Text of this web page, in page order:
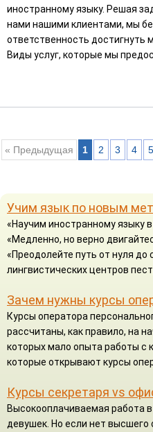
иностранному языку. Решая
нами нашими клиентами, мы
ответственность достигнуть
Виды услуг, которые мы
« Предыдущая 1 2 3 4 5
Учим язык по новым
«Научим иностранному языку
«Медленно, но верно
«Преодолейте путь от нуля до
лингвистических центров
Зачем нужны курсы
Курсы оператора
рассчитаны, как правило, на
которых мало опыта работы с
которые открывают курсы
Курсы секретаря vs
Высокооплачиваемая работа
девушек. Но если нет высшего